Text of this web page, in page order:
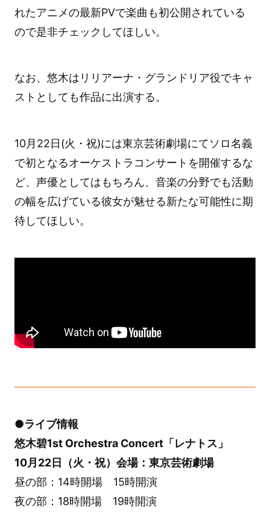
れたアニメの最新PVで楽曲も初公開されている
ので是非チェックしてほしい。
なお、悠木はリリアーナ・グランドリア役でキャ
ストとしても作品に出演する。
10月22日(火・祝)には東京芸術劇場にてソロ名義
で初となるオーケストラコンサートを開催するな
ど、声優としてはもちろん、音楽の分野でも活動
の幅を広げている彼女が魅せる新たな可能性に期
待してほしい。
●ライブ情報
悠木碧1st Orchestra Concert「レナトス」
10月22日（火・祝）会場：東京芸術劇場
昼の部：14時開場 15時開演
夜の部：18時開場 19時開演